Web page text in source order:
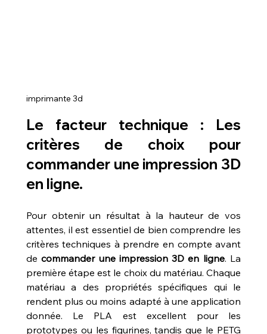
imprimante 3d
Le facteur technique : Les
critères de choix pour
commander une impression 3D
en ligne.
Pour obtenir un résultat à la hauteur de vos
attentes, il est essentiel de bien comprendre les
critères techniques à prendre en compte avant
de commander une impression 3D en ligne. La
première étape est le choix du matériau. Chaque
matériau a des propriétés spécifiques qui le
rendent plus ou moins adapté à une application
donnée. Le PLA est excellent pour les
prototypes ou les figurines, tandis que le PETG